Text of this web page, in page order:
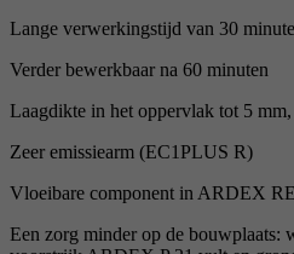
Lange verwerkingstijd van 30
Verder bewerkbaar na 60 minuten
Laagdikte in het oppervlak tot 5
Zeer emissiearm (EC1PLUS R)
Vloeibare component in ARDEX
Een zorg minder op de bouwplaats: